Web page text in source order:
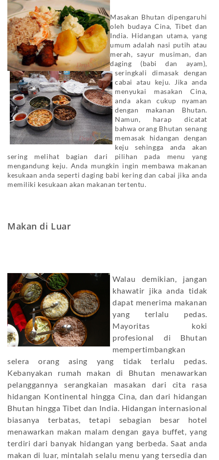
Masakan Bhutan dipengaruhi
oleh budaya Cina, Tibet dan
India. Hidangan utama, yang
umum adalah nasi putih atau
merah, sayur musiman, dan
daging (babi dan ayam),
seringkali dimasak dengan
cabai atau keju. Jika anda
menyukai masakan Cina,
anda akan cukup nyaman
dengan makanan Bhutan.
Namun, harap dicatat
bahwa orang Bhutan senang
memasak hidangan dengan
keju sehingga anda akan
sering melihat bagian dari pilihan pada menu yang
mengandung keju. Anda mungkin ingin membawa makanan
kesukaan anda seperti daging babi kering dan cabai jika anda
memiliki kesukaan akan makanan tertentu.
Makan di Luar
Walau demikian, jangan
khawatir jika anda tidak
dapat menerima makanan
yang terlalu pedas.
Mayoritas koki
profesional di Bhutan
mempertimbangkan
selera orang asing yang tidak terlalu pedas.
Kebanyakan rumah makan di Bhutan menawarkan
pelanggannya serangkaian masakan dari cita rasa
hidangan Kontinental hingga Cina, dan dari hidangan
Bhutan hingga Tibet dan India. Hidangan internasional
biasanya terbatas, tetapi sebagian besar hotel
menawarkan makan malam dengan gaya buffet, yang
terdiri dari banyak hidangan yang berbeda. Saat anda
makan di luar, mintalah selalu menu yang tersedia dan